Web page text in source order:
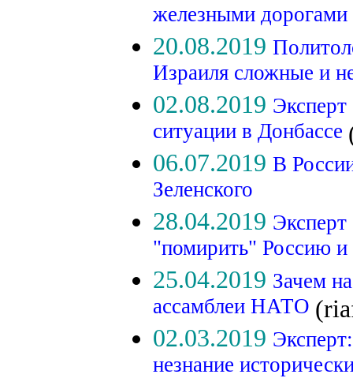
железными дорогами
20.08.2019
Израиля сложные и
02.08.2019 Эксперт
ситуации в Донбассе
06.07.2019 В
Зеленского
28.04.2019
"помирить"
25.04.2019 Зачем
ассамблеи НАТО
02.03.2019
незнание